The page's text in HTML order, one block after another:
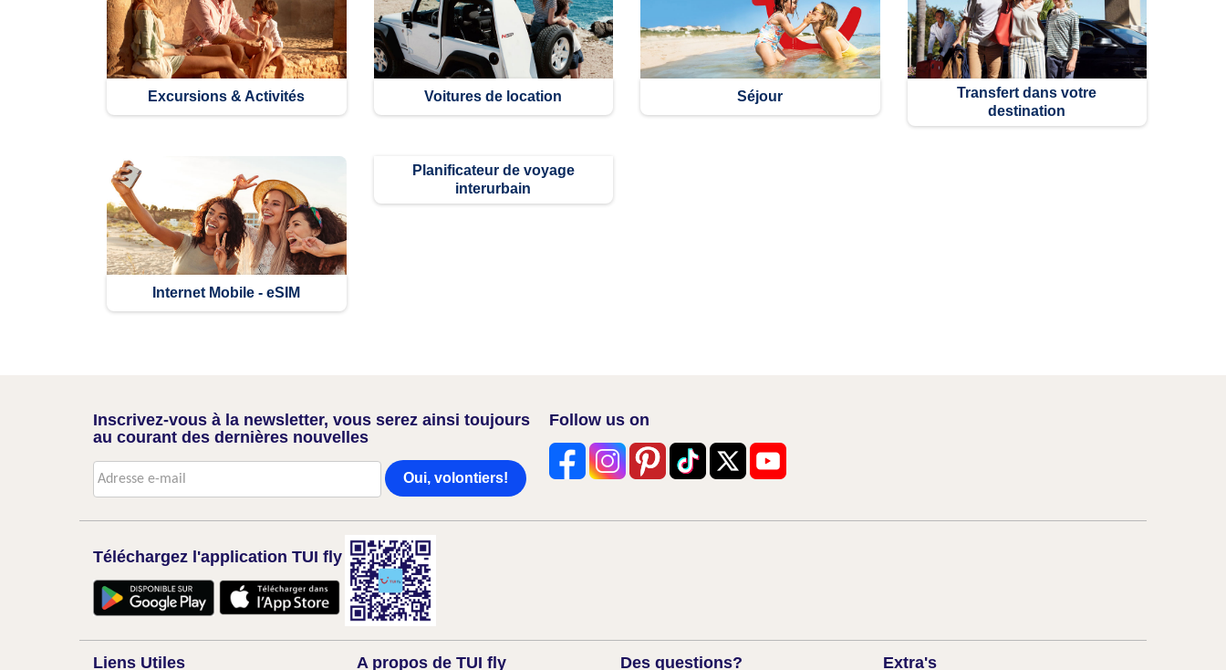
Excursions & Activités​
Internet Mobile - eSIM
Voitures de location
Planificateur de voyage
interurbain
Séjour
Transfert dans votre
destination
Inscrivez-vous à la newsletter, vous serez ainsi toujours
au courant des dernières nouvelles
Oui, volontiers!
Follow us on
Téléchargez l'application TUI fly
Liens Utiles A propos de TUI fly Des questions? Extra's